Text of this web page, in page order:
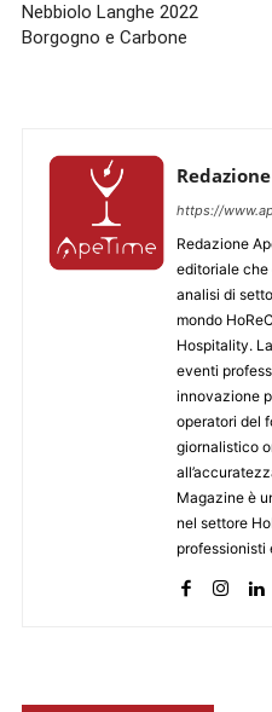
Nebbiolo Langhe 2022
Borgogno e Carbone
https://
Redazione
editoriale
analisi di
mondo
Hospitality.
eventi
innovazione
operatori del
giornalistico
Magazine è
nel settore
professionisti